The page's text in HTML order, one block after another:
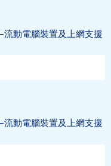
流動電腦裝置及上網支援
流動電腦裝置及上網支援